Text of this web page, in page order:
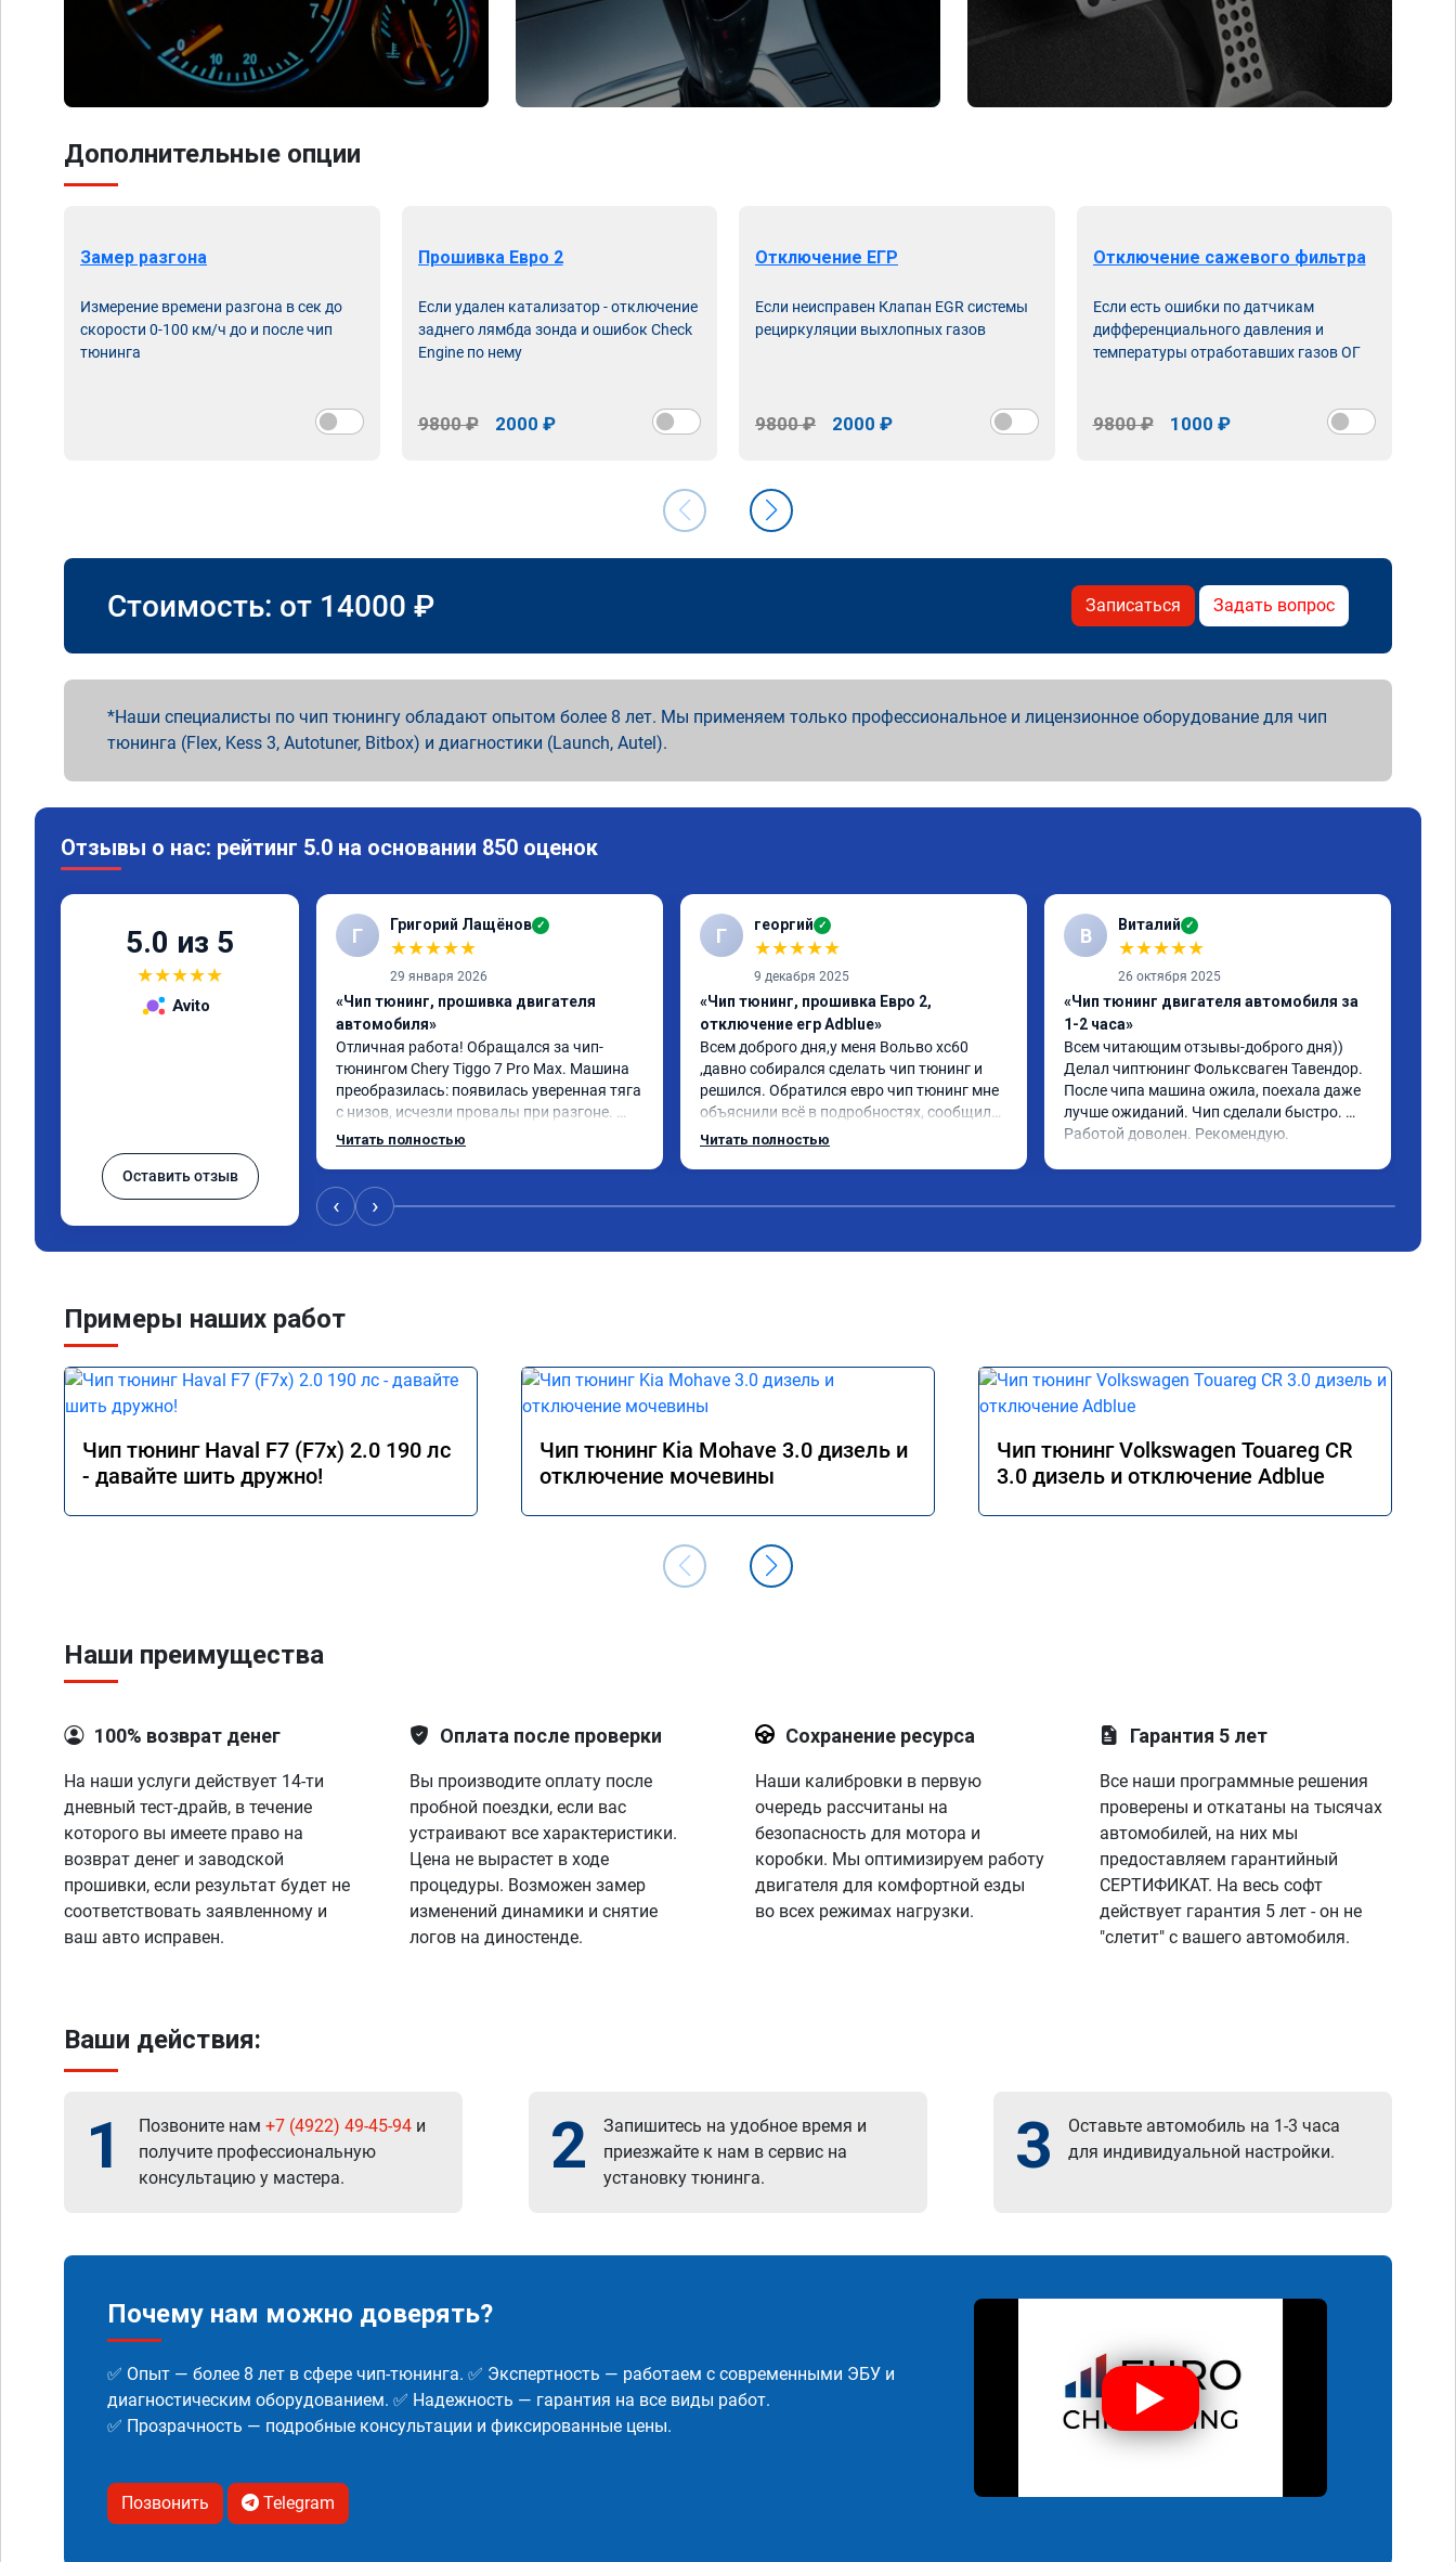
Дополнительные опции
Замер разгона
Измерение времени разгона в сек до
скорости 0-100 км/ч до и после чип
тюнинга
Прошивка Евро 2
Если удален катализатор - отключение
заднего лямбда зонда и ошибок Check
Engine по нему
9800 ₽ 2000 ₽
Отключение ЕГР
Если неисправен Клапан EGR системы
рециркуляции выхлопных газов
9800 ₽ 2000 ₽
Отключение сажевого фильтра
Если есть ошибки по датчикам
дифференциального давления и
температуры отработавших газов ОГ
9800 ₽ 1000 ₽
Стоимость: от 14000 ₽ Записаться Задать вопрос
Наши специалисты по чип тюнингу обладают опытом более 8 лет. Мы применяем только профессиональное и лицензионное оборудование для чип
тюнинга (Flex, Kess 3, Autotuner, Bitbox) и диагностики (Launch, Autel).
Отзывы о нас: рейтинг 5.0 на основании 850 оценок
5.0 из 5
★★★★★
Avito
Оставить отзыв
Г Григорий Лащёнов ✓
★★★★★
29 января 2026
«Чип тюнинг, прошивка двигателя
автомобиля»
Отличная работа! Обращался за чип-
тюнингом Chery Tiggo 7 Pro Max. Машина
преобразилась: появилась уверенная тяга
с низов, исчезли провалы при разгоне.
Расход в спокойном режиме даже немного
всем, кто сомневается.
Читать полностью
Г георгий ✓
★★★★★
9 декабря 2025
«Чип тюнинг, прошивка Евро 2,
отключение егр Adblue»
Всем доброго дня,у меня Вольво xc60
,давно собирался сделать чип тюнинг и
решился. Обратился евро чип тюнинг мне
объяснили всё в подробностях, сообщили
сумму записали. Приехал в назначенное
Читать полностью
В Виталий ✓
★★★★★
26 октября 2025
«Чип тюнинг двигателя автомобиля за
1-2 часа»
Всем читающим отзывы-доброго дня))
Делал чиптюнинг Фольксваген Тавендор.
После чипа машина ожила, поехала даже
лучше ожиданий. Чип сделали быстро.
Работой доволен. Рекомендую.
‹ ›
Примеры наших работ
Чип тюнинг Haval F7 (F7x) 2.0 190 лс
- давайте шить дружно!
Чип тюнинг Kia Mohave 3.0 дизель и
отключение мочевины
Чип тюнинг Volkswagen Touareg CR
3.0 дизель и отключение Adblue
Наши преимущества
100% возврат денег
На наши услуги действует 14-ти
дневный тест-драйв, в течение
которого вы имеете право на
возврат денег и заводской
прошивки, если результат будет не
соответствовать заявленному и
ваш авто исправен.
Оплата после проверки
Вы производите оплату после
пробной поездки, если вас
устраивают все характеристики.
Цена не вырастет в ходе
процедуры. Возможен замер
изменений динамики и снятие
логов на диностенде.
Сохранение ресурса
Наши калибровки в первую
очередь рассчитаны на
безопасность для мотора и
коробки. Мы оптимизируем работу
двигателя для комфортной езды
во всех режимах нагрузки.
Гарантия 5 лет
Все наши программные решения
проверены и откатаны на тысячах
автомобилей, на них мы
предоставляем гарантийный
СЕРТИФИКАТ. На весь софт
действует гарантия 5 лет - он не
"слетит" с вашего автомобиля.
Ваши действия:
1 Позвоните нам +7 (4922) 49-45-94 и
получите профессиональную
консультацию у мастера.
2
Запишитесь на удобное время и
приезжайте к нам в сервис на
установку тюнинга.
3
Оставьте автомобиль на 1-3 часа
для индивидуальной настройки.
Почему нам можно доверять?
✅ Опыт — более 8 лет в сфере чип-тюнинга. ✅ Экспертность — работаем с современными ЭБУ и
диагностическим оборудованием. ✅ Надежность — гарантия на все виды работ.
✅ Прозрачность — подробные консультации и фиксированные цены.
Позвонить Telegram